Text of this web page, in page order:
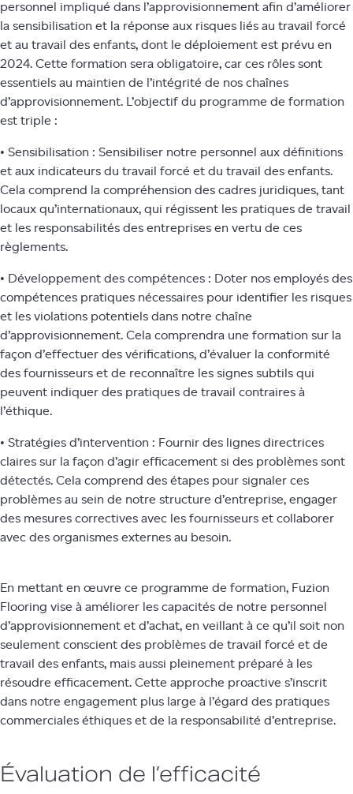
personnel impliqué dans l’approvisionnement afin d’améliorer
la sensibilisation et la réponse aux risques liés au travail forcé
et au travail des enfants, dont le déploiement est prévu en
2024. Cette formation sera obligatoire, car ces rôles sont
essentiels au maintien de l’intégrité de nos chaînes
d’approvisionnement. L’objectif du programme de formation
est triple :
• Sensibilisation : Sensibiliser notre personnel aux définitions
et aux indicateurs du travail forcé et du travail des enfants.
Cela comprend la compréhension des cadres juridiques, tant
locaux qu’internationaux, qui régissent les pratiques de travail
et les responsabilités des entreprises en vertu de ces
règlements.
• Développement des compétences : Doter nos employés des
compétences pratiques nécessaires pour identifier les risques
et les violations potentiels dans notre chaîne
d’approvisionnement. Cela comprendra une formation sur la
façon d’effectuer des vérifications, d’évaluer la conformité
des fournisseurs et de reconnaître les signes subtils qui
peuvent indiquer des pratiques de travail contraires à
l’éthique.
• Stratégies d’intervention : Fournir des lignes directrices
claires sur la façon d’agir efficacement si des problèmes sont
détectés. Cela comprend des étapes pour signaler ces
problèmes au sein de notre structure d’entreprise, engager
des mesures correctives avec les fournisseurs et collaborer
avec des organismes externes au besoin.
En mettant en œuvre ce programme de formation, Fuzion
Flooring vise à améliorer les capacités de notre personnel
d’approvisionnement et d’achat, en veillant à ce qu’il soit non
seulement conscient des problèmes de travail forcé et de
travail des enfants, mais aussi pleinement préparé à les
résoudre efficacement. Cette approche proactive s’inscrit
dans notre engagement plus large à l’égard des pratiques
commerciales éthiques et de la responsabilité d’entreprise.
Évaluation de l’efficacité